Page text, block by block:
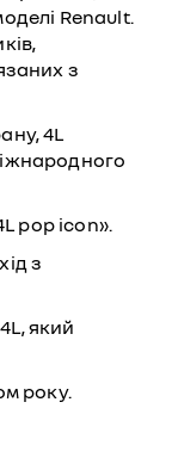
Renault.
з
4L
pop icon».
з
який
року.